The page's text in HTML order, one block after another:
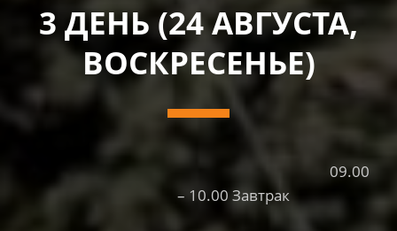
3 ДЕНЬ (24 АВГУСТА,
ВОСКРЕСЕНЬЕ)
09.00
– 10.00 Завтрак